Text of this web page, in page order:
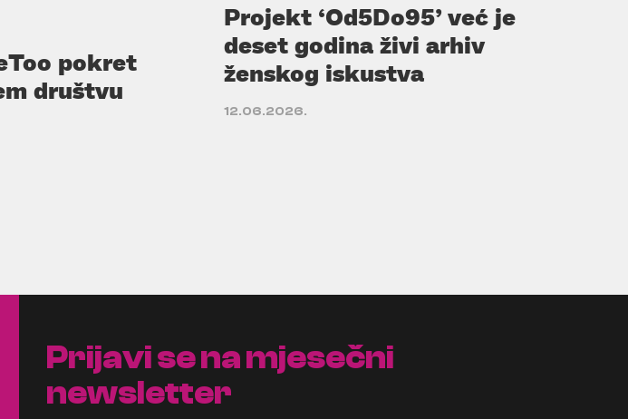
pokret
društvu
Projekt ‘Od5Do95’ već je
deset godina živi arhiv
ženskog iskustva
12.06.2026.
Prijavi se na mjesečni
newsletter